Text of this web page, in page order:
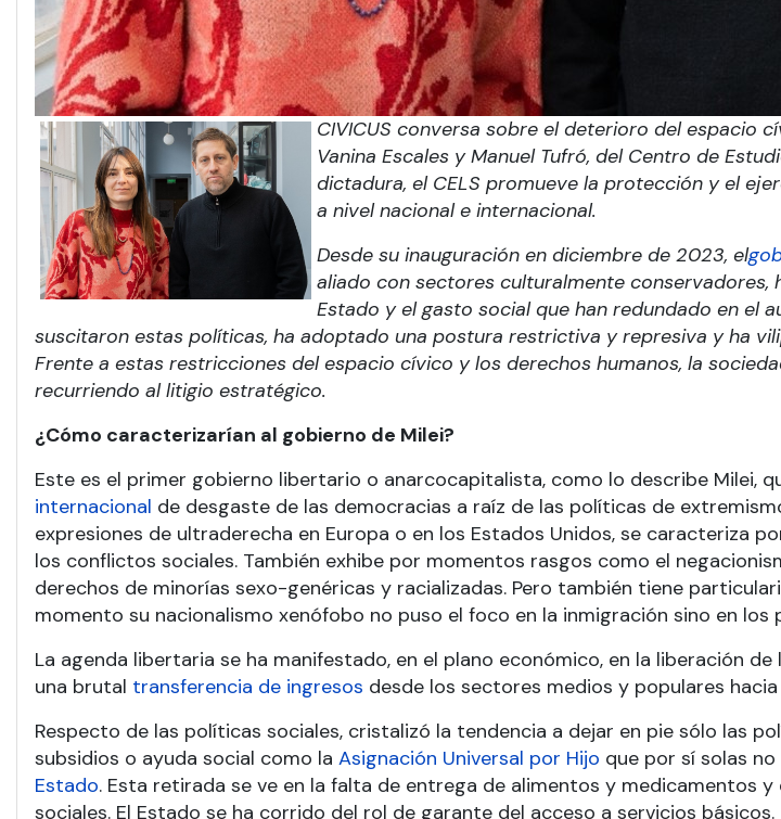
CIVICUS conversa sobre el deterioro del espacio
Vanina Escales y Manuel Tufró, del Centro de
dictadura, el CELS promueve la protección y el
a nivel nacional e internacional.
Desde su inauguración en diciembre de 2023, el
aliado con sectores culturalmente
Estado y el gasto social que han redundado en el
suscitaron estas políticas, ha adoptado una postura restrictiva y represiva y ha
Frente a estas restricciones del espacio cívico y los derechos humanos, la
recurriendo al litigio estratégico.
¿Cómo caracterizarían al gobierno de Milei?
Este es el primer gobierno libertario o anarcocapitalista, como lo describe Milei,
internacional de desgaste de las democracias a raíz de las políticas de
expresiones de ultraderecha en Europa o en los Estados Unidos, se
los conflictos sociales. También exhibe por momentos rasgos como el
derechos de minorías sexo-genéricas y racializadas. Pero también tiene
momento su nacionalismo xenófobo no puso el foco en la inmigración sino en los
La agenda libertaria se ha manifestado, en el plano económico, en la liberación
una brutal transferencia de ingresos desde los sectores medios y populares
Respecto de las políticas sociales, cristalizó la tendencia a dejar en pie sólo las
subsidios o ayuda social como la Asignación Universal por Hijo que por sí solas
Estado. Esta retirada se ve en la falta de entrega de alimentos y medicamentos
sociales. El Estado se ha corrido del rol de garante del acceso a servicios básicos.